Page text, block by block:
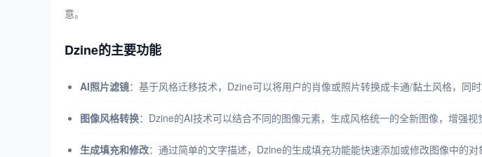
意。
Dzine的主要功能
AI照片滤镜：基于风格迁移技术，Dzine可以将用户的肖像或照片转换成卡通/黏土风格，同
图像风格转换：Dzine的AI技术可以结合不同的图像元素，生成风格统一的全新图像，增强视
生成填充和修改：通过简单的文字描述，Dzine的生成填充功能能快速添加或修改图像中的对